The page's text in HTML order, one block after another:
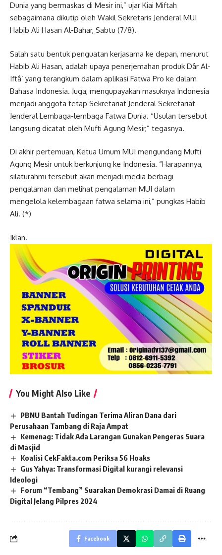
Dunia yang bermaskas di Mesir ini,” ujar Kiai Miftah
sebagaimana dikutip oleh Wakil Sekretaris Jenderal MUI
Habib Ali Hasan Al-Bahar, Sabtu (7/8).
Salah satu bentuk penguatan kerjasama ke depan, menurut
Habib Ali Hasan, adalah upaya penerjemahan produk Dâr Al-
Iftâ’ yang terangkum dalam aplikasi Fatwa Pro ke dalam
Bahasa Indonesia. Juga, mengupayakan masuknya Indonesia
menjadi anggota tetap Sekretariat Jenderal Sekretariat
Jenderal Lembaga-lembaga Fatwa Dunia. “Usulan tersebut
langsung dicatat oleh Mufti Agung Mesir,” tegasnya.
Di akhir pertemuan, Ketua Umum MUI mengundang Mufti
Agung Mesir untuk berkunjung ke Indonesia. “Harapannya,
silaturahmi tersebut akan menjadi media berbagi
pengalaman dan melihat pengalaman MUI dalam
mengelola kelembagaan fatwa selama ini,” pungkas Habib
Ali. (*)
Iklan.
You Might Also Like
PBNU Bantah Tudingan Terima Aliran Dana dari
Perusahaan Tambang di Raja Ampat
Kemenag: Tidak Ada Larangan Gunakan Pengeras Suara
di Masjid
Koalisi CekFakta.com Periksa 56 Hoaks
Gus Yahya: Transformasi Digital kurangi relevansi
Ideologi
Forum “Tembang” Suarakan Demokrasi Damai di Ruang
Digital Jelang Pilpres 2024
Facebook